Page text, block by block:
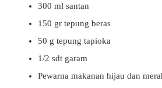
300 ml santan
150 gr tepung beras
50 g tepung tapioka
1/2 sdt garam
Pewarna makanan hijau dan